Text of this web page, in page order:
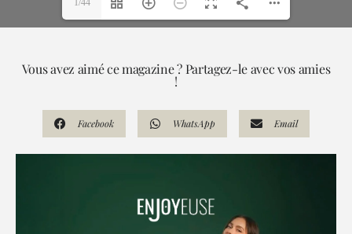
1/44
Vous avez aimé ce magazine ? Partagez-le avec vos amies
!
Facebook WhatsApp Email